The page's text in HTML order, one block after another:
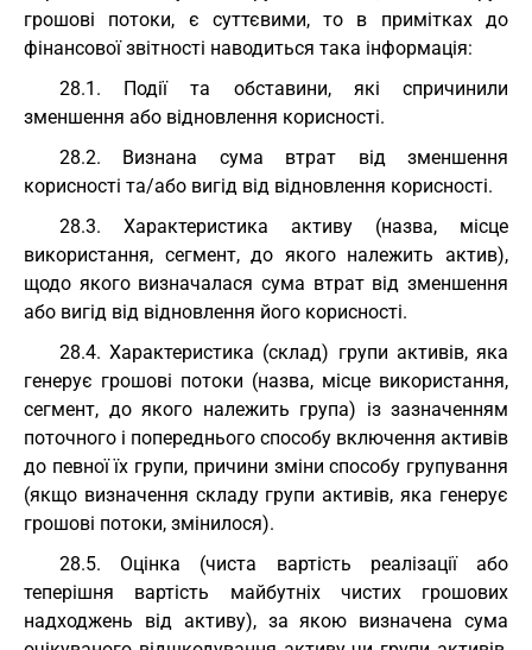
грошові потоки, є суттєвими, то в примітках до
фінансової звітності наводиться така інформація:
28.1. Події та обставини, які спричинили
зменшення або відновлення корисності.
28.2. Визнана сума втрат від зменшення
корисності та/або вигід від відновлення корисності.
28.3. Характеристика активу (назва, місце
використання, сегмент, до якого належить актив),
щодо якого визначалася сума втрат від зменшення
або вигід від відновлення його корисності.
28.4. Характеристика (склад) групи активів, яка
генерує грошові потоки (назва, місце використання,
сегмент, до якого належить група) із зазначенням
поточного і попереднього способу включення активів
до певної їх групи, причини зміни способу групування
(якщо визначення складу групи активів, яка генерує
грошові потоки, змінилося).
28.5. Оцінка (чиста вартість реалізації або
теперішня вартість майбутніх чистих грошових
надходжень від активу), за якою визначена сума